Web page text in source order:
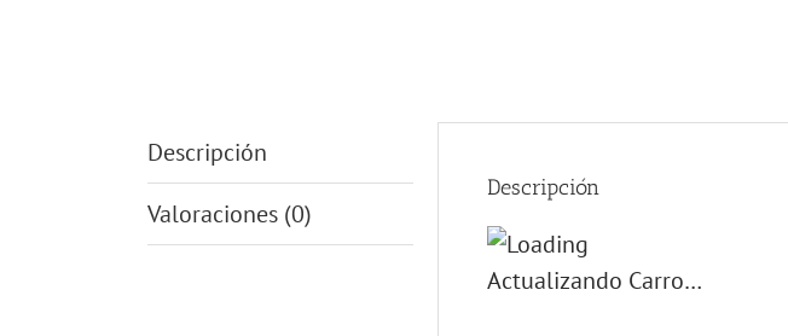
Descripción
Valoraciones (0)
Descripción
Actualizando Carro…